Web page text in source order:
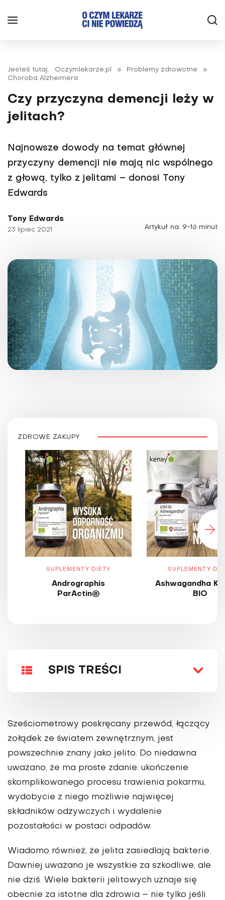
Jesteś tutaj: Oczymlekarze.pl » Problemy zdrowotne
»
Choroba Alzheimera
Czy przyczyna demencji leży w
jelitach?
Najnowsze dowody na temat głównej
przyczyny demencji nie mają nic wspólnego
z głową, tylko z jelitami – donosi Tony
Edwards
Tony Edwards
23 lipiec 2021 Artykuł na: 9-16 minut
ZDROWE ZAKUPY
SUPLEMENTY DIETY
Andrographis
ParActin®
SUPLEMENTY
Ashwagandha
BIO
SPIS TREŚCI
Sześciometrowy poskręcany przewód, łączący
żołądek ze światem zewnętrznym, jest
powszechnie znany jako jelito. Do niedawna
uważano, że ma proste zdanie: ukończenie
skomplikowanego procesu trawienia pokarmu,
wydobycie z niego możliwie najwięcej
składników odżywczych i wydalenie
pozostałości w postaci odpadów.
Wiadomo również, że jelita zasiedlają bakterie.
Dawniej uważano je wszystkie za szkodliwe, ale
nie dziś. Wiele bakterii jelitowych uznaje się
obecnie za istotne dla zdrowia – nie tylko jeśli